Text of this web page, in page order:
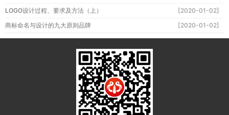
LOGO设计过程、要求及方法（上）
[2020-01-02]
商标命名与设计的九大原则品牌
[2020-01-02]